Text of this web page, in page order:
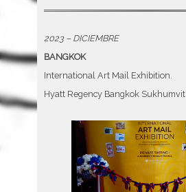
2023 – DICIEMBRE
BANGKOK
International Art Mail Exhibition.
Hyatt Regency Bangkok Sukhumvit